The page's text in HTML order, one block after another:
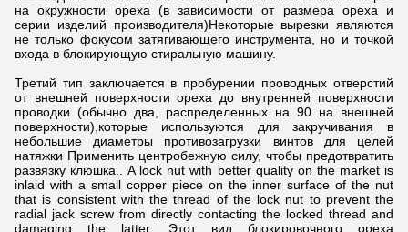
на окружности ореха (в зависимости от размера ореха и
серии изделий производителя)Некоторые вырезки являются
не только фокусом затягивающего инструмента, но и точкой
входа в блокирующую стиральную машину.
Третий тип заключается в пробурении проводных отверстий
от внешней поверхности ореха до внутренней поверхности
проводки (обычно два, распределенных на 90 на внешней
поверхности),которые используются для закручивания в
небольшие диаметры противозагрузки винтов для целей
натяжки Применить центробежную силу, чтобы предотвратить
развязку клюшка.. A lock nut with better quality on the market is
inlaid with a small copper piece on the inner surface of the nut
that is consistent with the thread of the lock nut to prevent the
radial jack screw from directly contacting the locked thread and
damaging the latter. Этот вид блокировочного ореха